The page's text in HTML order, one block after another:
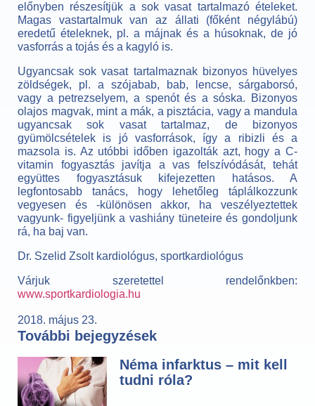
előnyben részesítjük a sok vasat tartalmazó ételeket.
Magas vastartalmuk van az állati (főként négylábú)
eredetű ételeknek, pl. a májnak és a húsoknak, de jó
vasforrás a tojás és a kagyló is.
Ugyancsak sok vasat tartalmaznak bizonyos hüvelyes
zöldségek, pl. a szójabab, bab, lencse, sárgaborsó,
vagy a petrezselyem, a spenót és a sóska. Bizonyos
olajos magvak, mint a mák, a pisztácia, vagy a mandula
ugyancsak sok vasat tartalmaz, de bizonyos
gyümölcsételek is jó vasforrások, így a ribizli és a
mazsola is. Az utóbbi időben igazolták azt, hogy a C-
vitamin fogyasztás javítja a vas felszívódását, tehát
együttes fogyasztásuk kifejezetten hatásos. A
legfontosabb tanács, hogy lehetőleg táplálkozzunk
vegyesen és -különösen akkor, ha veszélyeztettek
vagyunk- figyeljünk a vashiány tüneteire és gondoljunk
rá, ha baj van.
Dr. Szelid Zsolt kardiológus, sportkardiológus
Várjuk szeretettel rendelőnkben:
www.sportkardiologia.hu
2018. május 23.
További bejegyzések
Néma infarktus – mit kell
tudni róla?